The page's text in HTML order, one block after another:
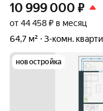
10 999 000 ₽
от 44 458 ₽ в месяц
64,7 м²
3-комн.
новостройка